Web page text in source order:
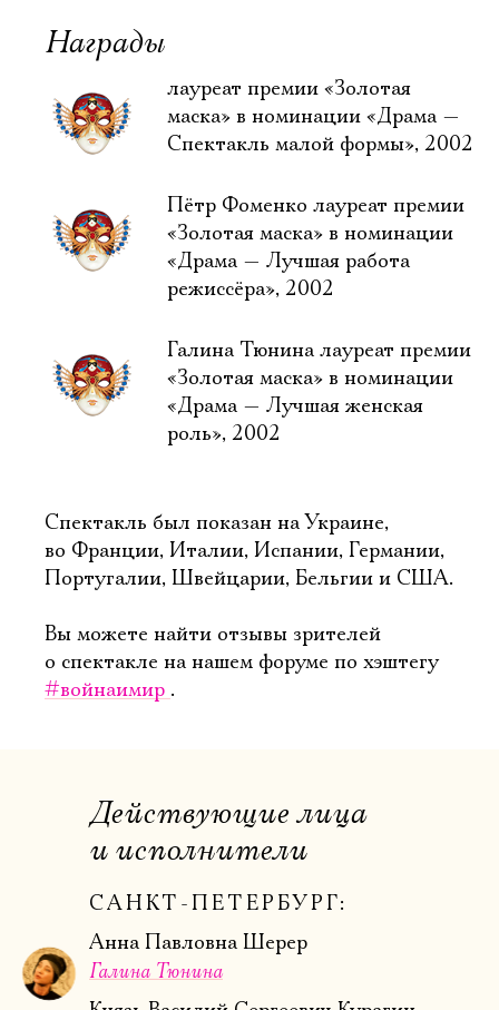
Награды
лауреат премии «Золотая
маска» в номинации «Драма —
Спектакль малой формы», 2002
Пётр Фоменко лауреат премии
«Золотая маска» в номинации
«Драма — Лучшая работа
режиссёра», 2002
Галина Тюнина лауреат премии
«Золотая маска» в номинации
«Драма — Лучшая женская
роль», 2002
Спектакль был показан на Украине,
во Франции, Италии, Испании, Германии,
Португалии, Швейцарии, Бельгии и США.
Вы можете найти отзывы зрителей
о спектакле на нашем форуме по хэштегу
#войнаимир .
Действующие лица
и исполнители
САНКТ-ПЕТЕРБУРГ:
Анна Павловна Шерер
Галина Тюнина